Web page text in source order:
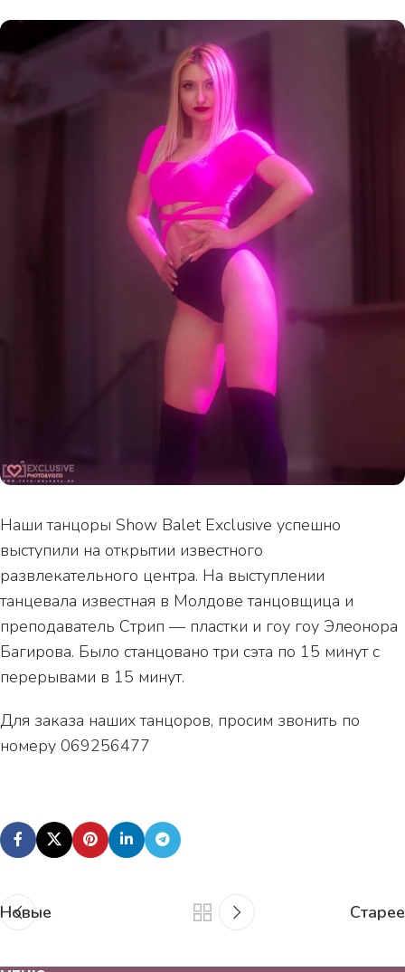
Наши танцоры Show Balet Exclusive успешно
выступили на открытии известного
развлекательного центра. На выступлении
танцевала известная в Молдове танцовщица и
преподаватель Стрип — пластки и гоу гоу Элеонора
Багирова. Было станцовано три сэта по 15 минут с
перерывами в 15 минут.
Для заказа наших танцоров, просим звонить по
номеру 069256477
Новые Старее